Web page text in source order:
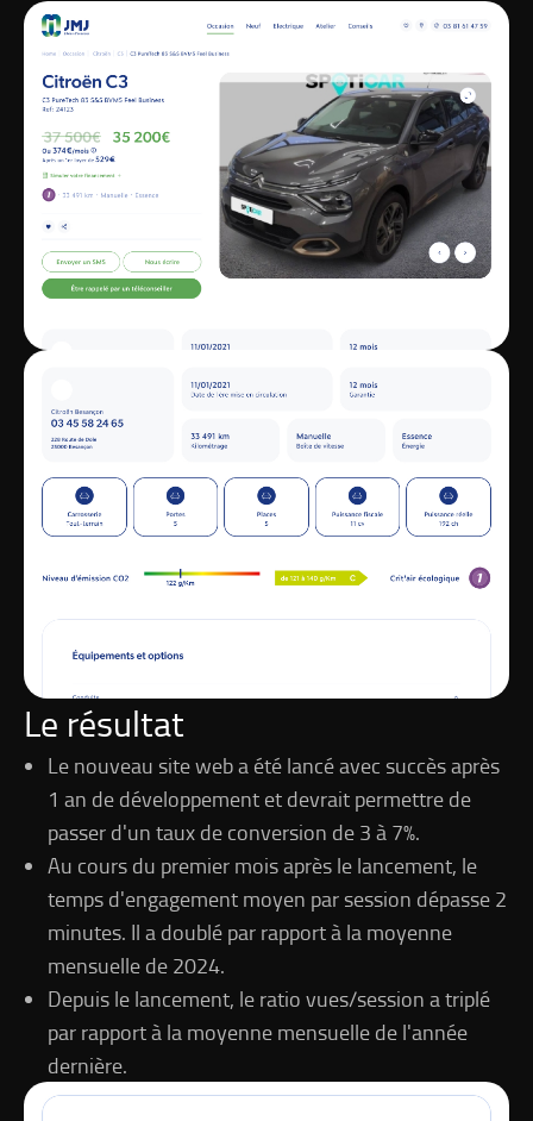
Le résultat
Le nouveau site web a été lancé avec succès après
1 an de développement et devrait permettre de
passer d'un taux de conversion de 3 à 7%.
Au cours du premier mois après le lancement, le
temps d'engagement moyen par session dépasse 2
minutes. Il a doublé par rapport à la moyenne
mensuelle de 2024.
Depuis le lancement, le ratio vues/session a triplé
par rapport à la moyenne mensuelle de l'année
dernière.